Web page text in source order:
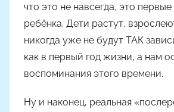
что это не навсегда, это
ребёнка. Дети растут,
никогда уже не будут ТАК
как в первый год жизни, а нам
воспоминания этого времени.
Ну и наконец, реальная